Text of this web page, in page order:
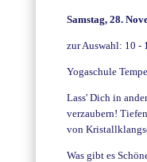
Samstag, 28.
zur Auswahl: 10 -
Yogaschule
Lass' Dich in
verzaubern!
von
Was gibt es